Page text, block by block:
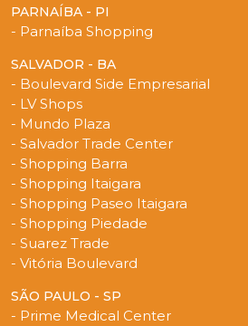
PARNAÍBA - PI
- Parnaíba Shopping
SALVADOR - BA
- Boulevard Side Empresarial
- LV Shops
- Mundo Plaza
- Salvador Trade Center
- Shopping Barra
- Shopping Itaigara
- Shopping Paseo Itaigara
- Shopping Piedade
- Suarez Trade
- Vitória Boulevard
SÃO PAULO - SP
- Prime Medical Center